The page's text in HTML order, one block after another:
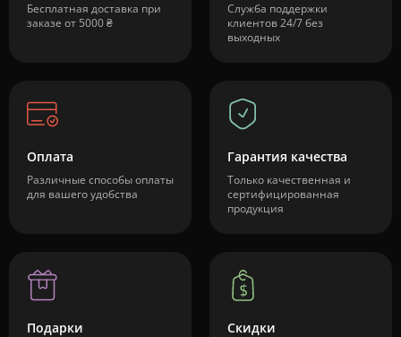
Бесплатная доставка при
заказе от 5000 ₴
Служба поддержки
клиентов 24/7 без
выходных
Оплата
Различные способы оплаты
для вашего удобства
Гарантия качества
Только качественная и
сертифицированная
продукция
Подарки Скидки